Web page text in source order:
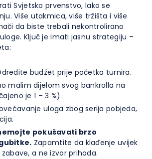
Svjetsko prvenstvo, lako se
Više utakmica, više tržišta i više
da biste trebali nekontrolirano
Ključ je imati jasnu strategiju –
budžet prije početka turnira.
malim dijelom svog bankrolla na
je 1 – 3 %).
uloga zbog serija pobjeda,
pokušavati brzo
Zapamtite da klađenje uvijek
a ne izvor prihoda.